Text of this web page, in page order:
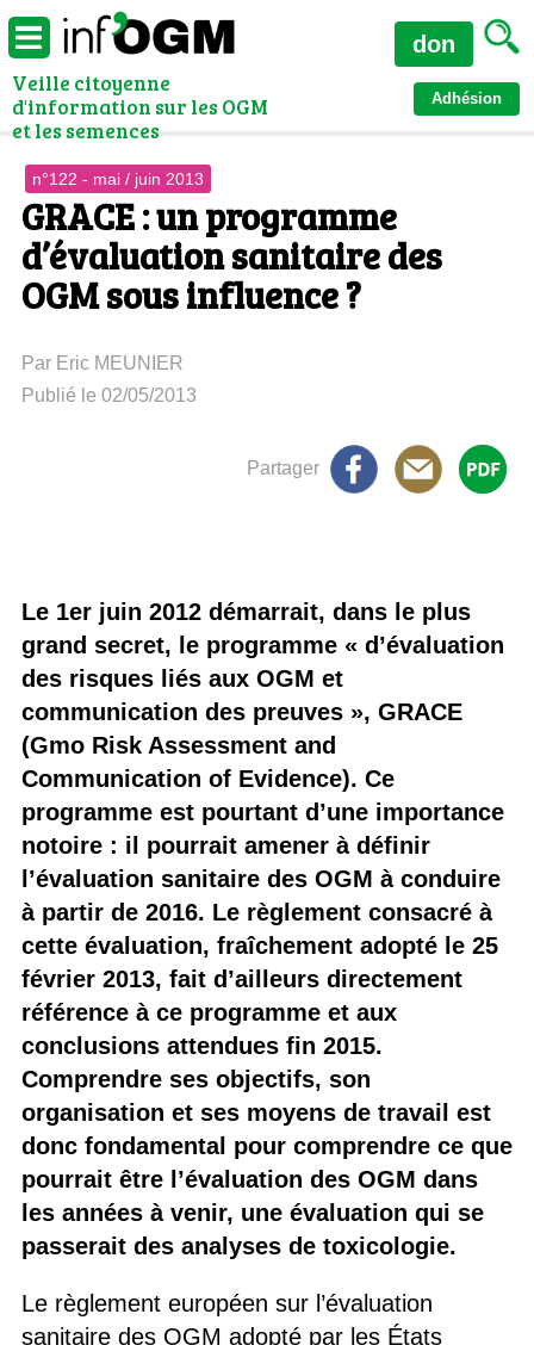
Veille citoyenne
d'information sur les OGM
et les semences
Adhésion
don
n°122 - mai / juin 2013
GRACE : un programme
d’évaluation sanitaire des
OGM sous influence ?
Par Eric MEUNIER
Publié le 02/05/2013
Partager
Le 1er juin 2012 démarrait, dans le plus
grand secret, le programme « d’évaluation
des risques liés aux OGM et
communication des preuves », GRACE
(Gmo Risk Assessment and
Communication of Evidence). Ce
programme est pourtant d’une importance
notoire : il pourrait amener à définir
l’évaluation sanitaire des OGM à conduire
à partir de 2016. Le règlement consacré à
cette évaluation, fraîchement adopté le 25
février 2013, fait d’ailleurs directement
référence à ce programme et aux
conclusions attendues fin 2015.
Comprendre ses objectifs, son
organisation et ses moyens de travail est
donc fondamental pour comprendre ce que
pourrait être l’évaluation des OGM dans
les années à venir, une évaluation qui se
passerait des analyses de toxicologie.
Le règlement européen sur l’évaluation
sanitaire des OGM adopté par les États